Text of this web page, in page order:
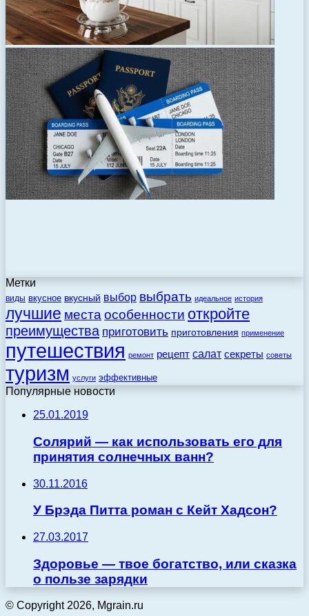
Метки
виды вкусное вкусный выбор выбрать идеальное история
лучшие места особенности откройте
преимущества приготовить приготовления применение
путешествия ремонт рецепт салат секреты советы
туризм услуги эффективные
Популярные новости
25.01.2019
Солярий — как использовать его для
принятия солнечных ванн?
30.11.2016
У Брэда Питта роман с Кейт Хадсон?
27.03.2017
Здоровье — твое богатство, или сказка
о пользе зарядки
© Copyright 2026, Mgrain.ru